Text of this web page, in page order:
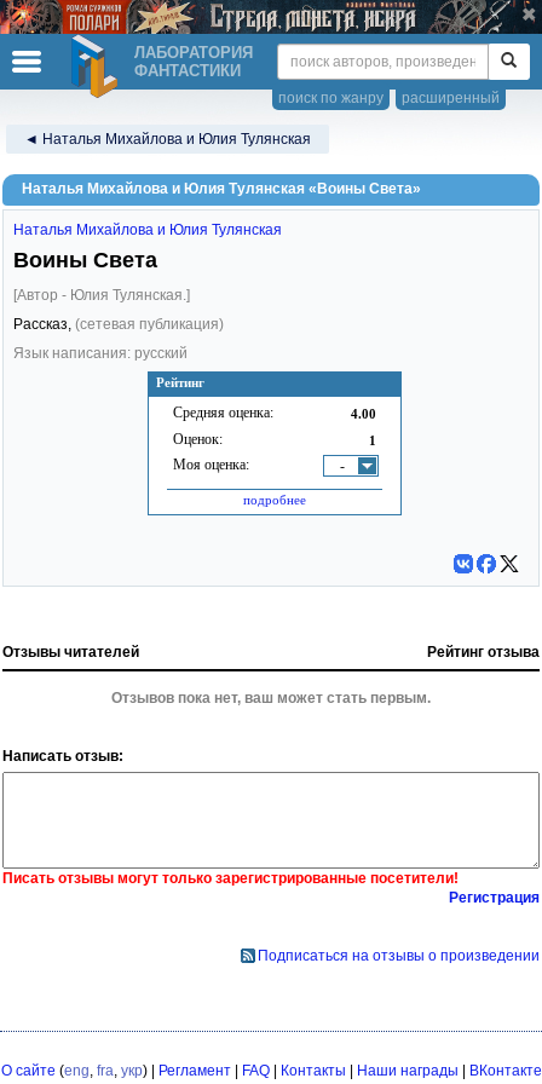
ЛАБОРАТОРИЯ
ФАНТАСТИКИ
расширенный
поиск по жанру
◄ Наталья Михайлова и Юлия Тулянская
Наталья Михайлова и Юлия Тулянская «Воины Света»
Рейтинг
Средняя оценка: 4.00
Оценок: 1
Моя оценка: -
подробнее
Наталья Михайлова и Юлия Тулянская
Воины Света
[Автор - Юлия Тулянская.]
Рассказ, (сетевая публикация)
Язык написания: русский
Отзывы читателей Рейтинг отзыва
Отзывов пока нет, ваш может стать первым.
Написать отзыв:
Писать отзывы могут только зарегистрированные посетители!
Регистрация
Подписаться на отзывы о произведении
О сайте (eng fra укр) | Регламент| FAQ| Контакты | Наши награды | ВКонтакте